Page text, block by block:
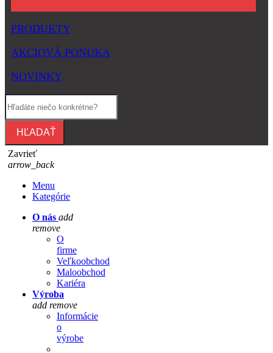
PRODUKTY
AKCIOVÁ PONUKA
NOVINKY
HĽADAŤ
Zavrieť
arrow_back
Menu
Kategórie
O nás add
remove
O
firme
Veľkoobchod
Maloobchod
Kariéra
Výroba
add remove
Informácie
o
výrobe